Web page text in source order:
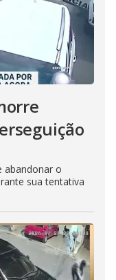
abandonar o
sua tentativa